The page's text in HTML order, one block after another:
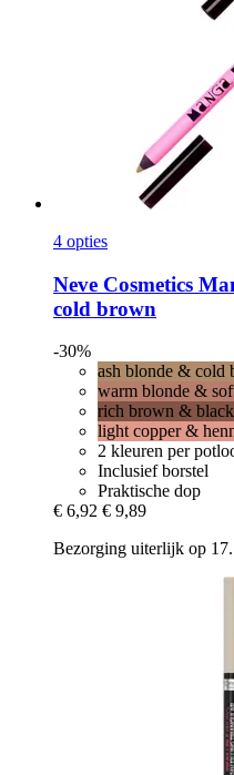
4 opties
Neve Cosmetics
cold brown
-30%
ash blonde & cold
warm blonde &
rich brown &
light copper &
2 kleuren per
Inclusief borstel
Praktische dop
€ 6,92 € 9,89
Bezorging uiterlijk op 17.